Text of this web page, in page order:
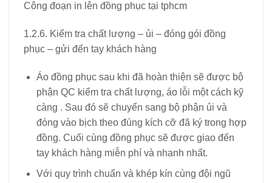
Công đoạn in lên đồng phục tại tphcm
1.2.6. Kiểm tra chất lượng – ủi – đóng gói đồng
phục – gửi đến tay khách hàng
Áo đồng phục sau khi đã hoàn thiện sẽ được bộ
phận QC kiểm tra chất lượng, áo lỗi một cách kỹ
càng . Sau đó sẽ chuyển sang bộ phận ủi và
đóng vào bịch theo đúng kích cỡ đã ký trong hợp
đồng. Cuối cùng đồng phục sẽ được giao đến
tay khách hàng miễn phí và nhanh nhất.
Với quy trình chuẩn và khép kín cùng đội ngũ